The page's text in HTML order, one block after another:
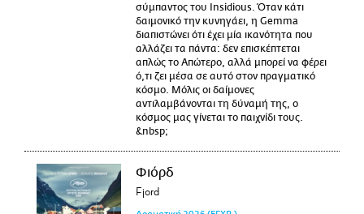
σύμπαντος του Insidious. Όταν κάτι
δαιμονικό την κυνηγάει, η Gemma
διαπιστώνει ότι έχει μία ικανότητα που
αλλάζει τα πάντα: δεν επισκέπτεται
απλώς το Απώτερο, αλλά μπορεί να φέρει
ό,τι ζει μέσα σε αυτό στον πραγματικό
κόσμο. Μόλις οι δαίμονες
αντιλαμβάνονται τη δύναμή της, ο
κόσμος μας γίνεται το παιχνίδι τους.
&nbsp;
Φιόρδ
Fjord